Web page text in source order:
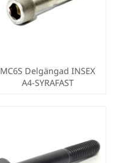
MC6S Delgängad INSEX
A4-SYRAFAST